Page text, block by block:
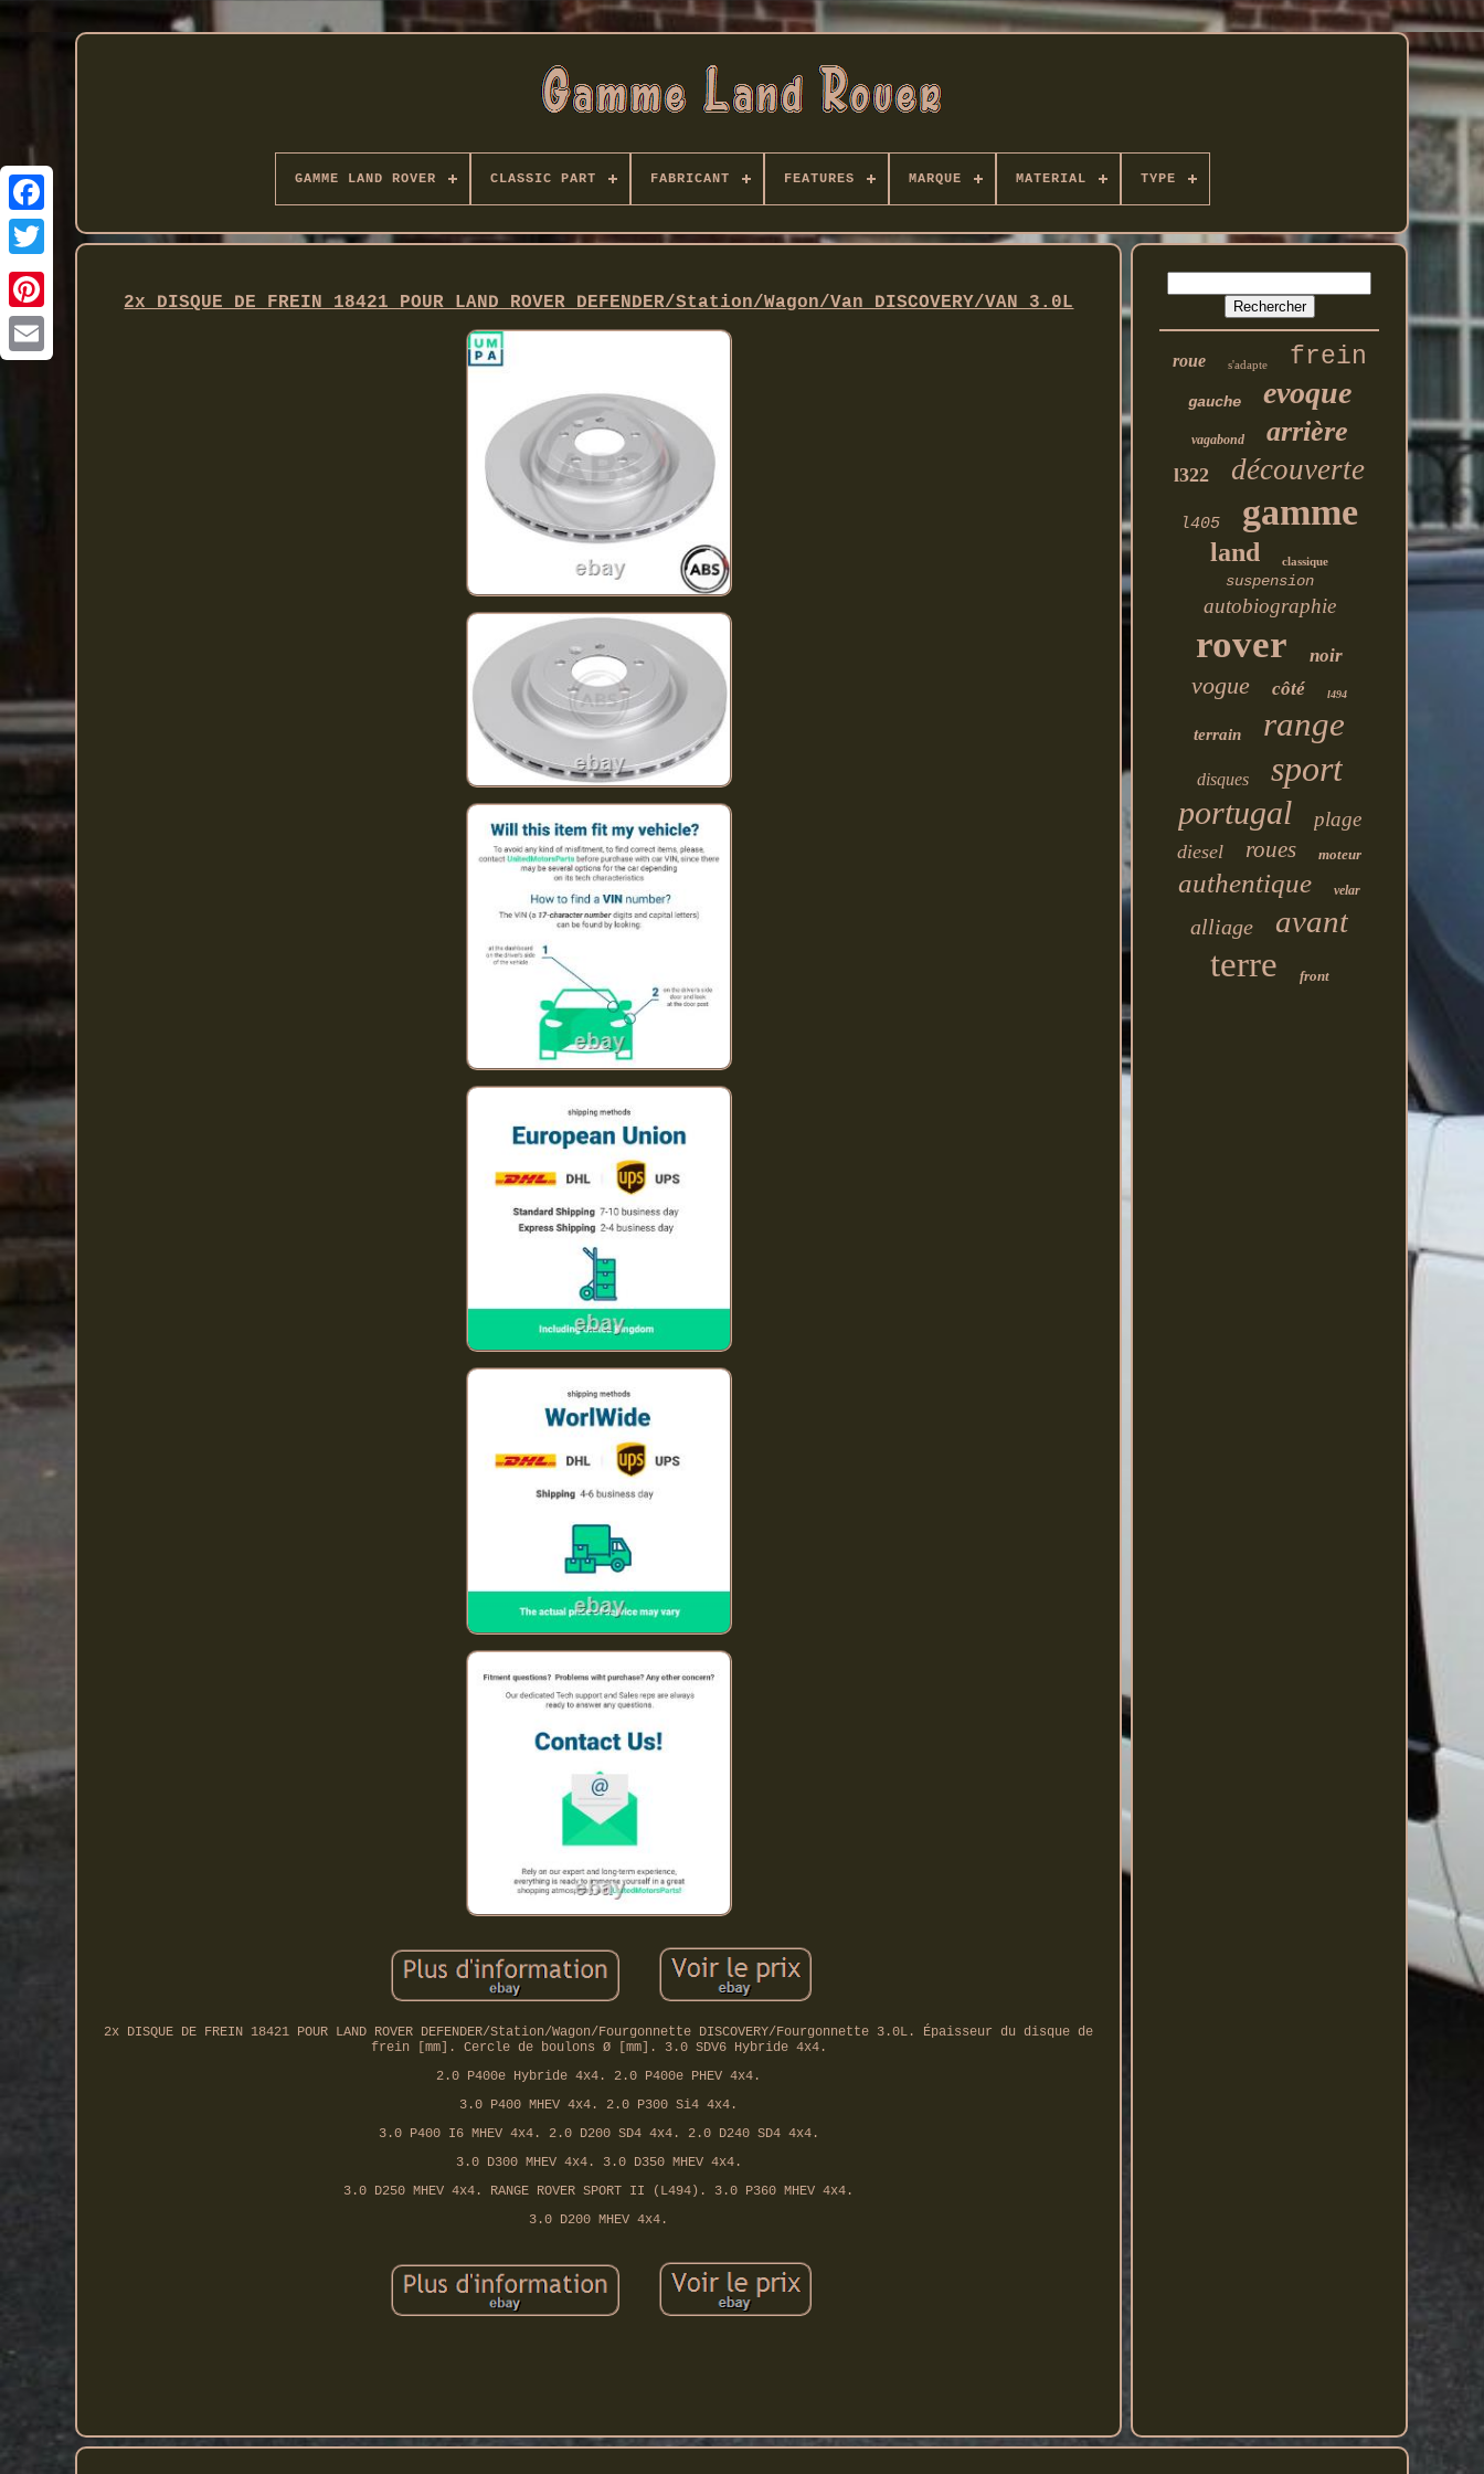
Twitter
GAMME LAND ROVER CLASSIC PART FABRICANT FEATURES MARQUE MATERIAL TYPE
2x DISQUE DE FREIN 18421 POUR LAND ROVER DEFENDER/Station/Wagon/Van DISCOVERY/VAN 3.0L
2x DISQUE DE FREIN 18421 POUR LAND ROVER DEFENDER/Station/Wagon/Fourgonnette DISCOVERY/Fourgonnette 3.0L. Épaisseur du disque de
frein [mm]. Cercle de boulons Ø [mm]. 3.0 SDV6 Hybride 4x4.
2.0 P400e Hybride 4x4. 2.0 P400e PHEV 4x4.
3.0 P400 MHEV 4x4. 2.0 P300 Si4 4x4.
3.0 P400 I6 MHEV 4x4. 2.0 D200 SD4 4x4. 2.0 D240 SD4 4x4.
3.0 D300 MHEV 4x4. 3.0 D350 MHEV 4x4.
3.0 D250 MHEV 4x4. RANGE ROVER SPORT II (L494). 3.0 P360 MHEV 4x4.
3.0 D200 MHEV 4x4.
roue s'adapte frein
gauche evoque
vagabond arrière
l322 découverte
l405 gamme
land classique
suspension
autobiographie
rover noir
vogue côté l494
terrain range
disques sport
portugal plage
diesel roues moteur
authentique velar
alliage avant
terre front